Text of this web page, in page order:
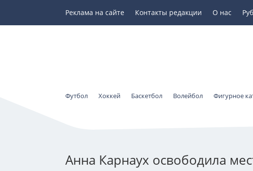
Реклама на сайте Контакты редакции О нас
Футбол Хоккей Баскетбол Волейбол Фигурное
Анна Карнаух освободила